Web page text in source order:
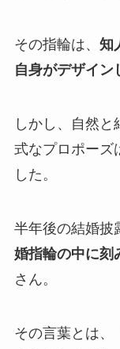
その指輪は、 知
自身がデザイン
しかし、自然
式なプロポーズ
した。
半年後の結婚披
婚指輪の中に刻
さん。
その言葉とは、